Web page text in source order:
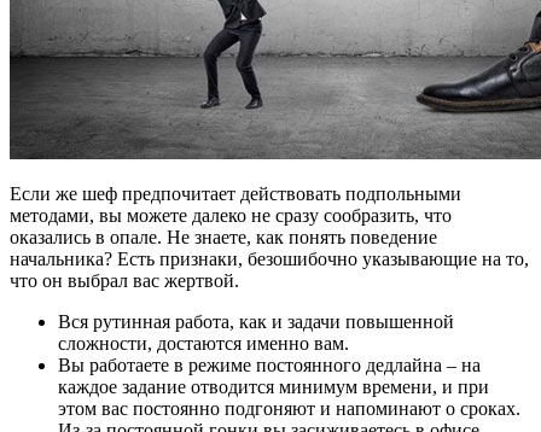
Если же шеф предпочитает действовать подпольными
методами, вы можете далеко не сразу сообразить, что
оказались в опале. Не знаете, как понять поведение
начальника? Есть признаки, безошибочно указывающие на то,
что он выбрал вас жертвой.
Вся рутинная работа, как и задачи повышенной
сложности, достаются именно вам.
Вы работаете в режиме постоянного дедлайна – на
каждое задание отводится минимум времени, и при
этом вас постоянно подгоняют и напоминают о сроках.